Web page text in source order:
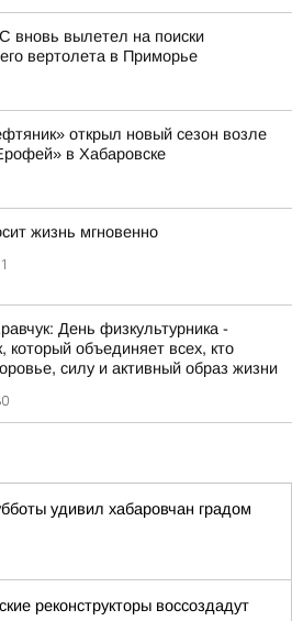
вновь вылетел на поиски
вертолета в Приморье
открыл новый сезон возле
в Хабаровске
жизнь мгновенно
День физкультурника -
который объединяет всех, кто
силу и активный образ жизни
удивил хабаровчан градом
реконструкторы воссоздадут